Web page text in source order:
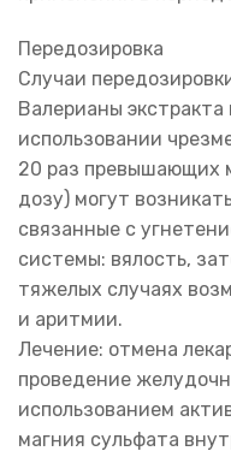
Передозировка
Случаи
Валерианы
использовании
20 раз превышающих
дозу) могут
связанные с
системы: вялость,
тяжелых случаях
и аритмии.
Лечение: отмена
проведение
использованием
магния сульфата